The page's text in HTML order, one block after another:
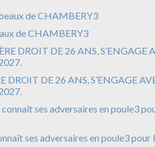
de CHAMBERY3
DROIT DE 26 ANS, S’ENGAGE
ses adversaires en poule3 pour